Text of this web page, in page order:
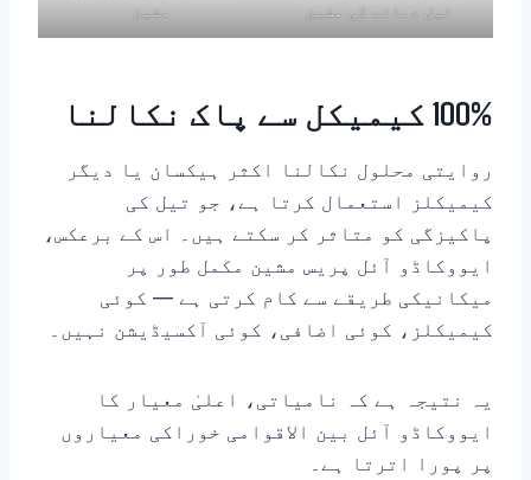
تیل دبانے کی مشین
مشین
100% کیمیکل سے پاک نکالنا
روایتی محلول نکالنا اکثر ہیکسان یا دیگر
کیمیکلز استعمال کرتا ہے، جو تیل کی
پاکیزگی کو متاثر کر سکتے ہیں۔ اس کے برعکس،
ایووکاڈو آئل پریس مشین مکمل طور پر
میکانیکی طریقے سے کام کرتی ہے — کوئی
کیمیکلز، کوئی اضافی، کوئی آکسیڈیشن نہیں۔
یہ نتیجہ ہے کہ نامیاتی، اعلیٰ معیار کا
ایووکاڈو آئل بین الاقوامی خوراکی معیاروں
پر پورا اترتا ہے۔